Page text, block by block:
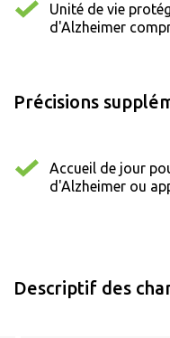
Unité de vie
d'Alzheimer
Précisions
Accueil de jour
d'Alzheimer ou
Descriptif des